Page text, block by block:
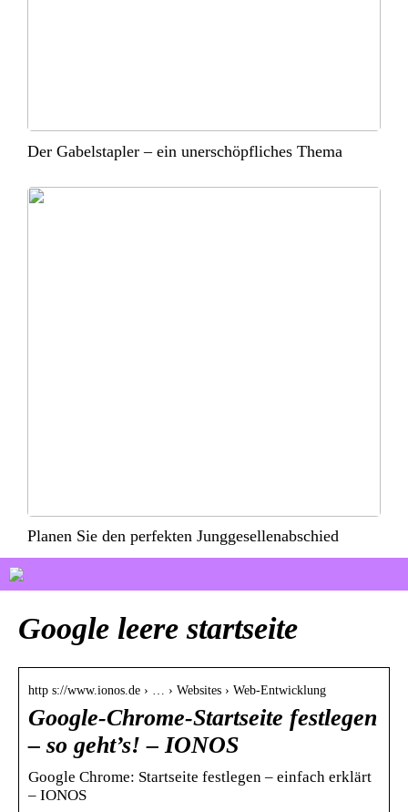
Der Gabelstapler – ein unerschöpfliches Thema
Planen Sie den perfekten Junggesellenabschied
Google leere startseite
http s://www.ionos.de › … › Websites › Web-Entwicklung
Google-Chrome-Startseite festlegen
– so geht’s! – IONOS
Google Chrome: Startseite festlegen – einfach erklärt
– IONOS